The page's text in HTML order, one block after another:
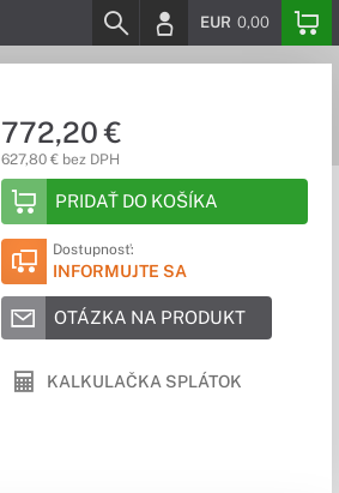
EUR 0,00
772,20 €
627,80 € bez DPH
PRIDAŤ DO KOŠÍKA
Dostupnosť:
INFORMUJTE SA
OTÁZKA NA PRODUKT
KALKULAČKA SPLÁTOK